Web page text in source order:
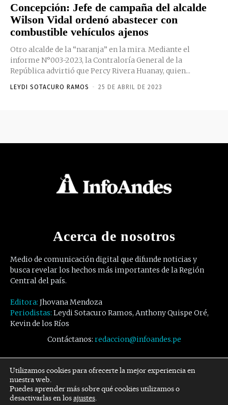
Concepción: Jefe de campaña del alcalde
Wilson Vidal ordenó abastecer con
combustible vehículos ajenos
Otro alcalde de la “naranja” en la mira. Mediante el
informe N°003-2023, la Contraloría General de la
República advirtió que Percy Rivera Huanay, quien...
LEYDI SOTACURO RAMOS - 25 DE ABRIL DE 2023
Acerca de nosotros
Medio de comunicación digital que difunde noticias y
busca revelar los hechos más importantes de la Región
Central del país.
Editora: Jhovana Mendoza
Periodistas: Leydi Sotacuro Ramos, Anthony Quispe Oré,
Kevin de los Ríos
Contáctanos: redaccion@infoandes.pe
Síguenos
Facebook Twitter Youtube
Utilizamos cookies para ofrecerte la mejor experiencia en
nuestra web.
Puedes aprender más sobre qué cookies utilizamos o
desactivarlas en losajustes.